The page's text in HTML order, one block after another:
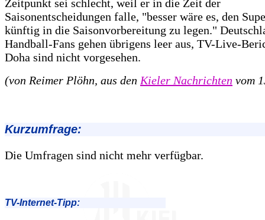
Zeitpunkt sei schlecht, weil er in die Zeit der
Saisonentscheidungen falle, "besser wäre es, den
künftig in die Saisonvorbereitung zu legen."
Handball-Fans gehen übrigens leer aus, TV-Live-
Doha sind nicht vorgesehen.
(von Reimer Plöhn, aus den Kieler Nachrichten vom
Kurzumfrage:
Die Umfragen sind nicht mehr verfügbar.
TV-Internet-Tipp: